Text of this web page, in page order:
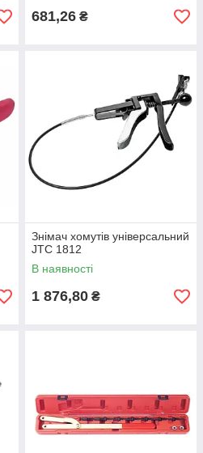
681,26 ₴
Знімач хомутів універсальний
JTC 1812
В наявності
1 876,80 ₴